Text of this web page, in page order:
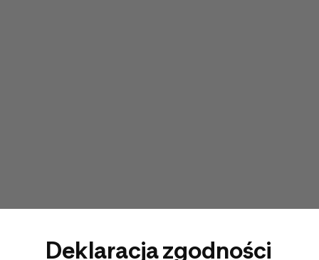
Deklaracja zgodności